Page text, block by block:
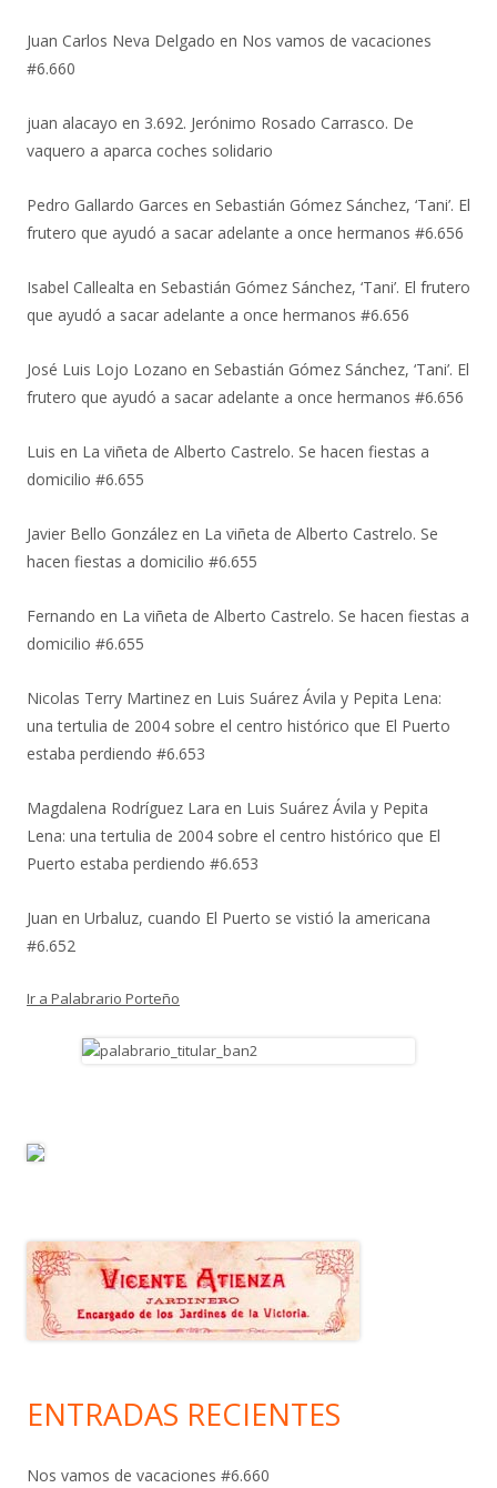
Juan Carlos Neva Delgado en Nos vamos de vacaciones
#6.660
juan alacayo en 3.692. Jerónimo Rosado Carrasco. De
vaquero a aparca coches solidario
Pedro Gallardo Garces en Sebastián Gómez Sánchez, ‘Tani’. El
frutero que ayudó a sacar adelante a once hermanos #6.656
Isabel Callealta en Sebastián Gómez Sánchez, ‘Tani’. El frutero
que ayudó a sacar adelante a once hermanos #6.656
José Luis Lojo Lozano en Sebastián Gómez Sánchez, ‘Tani’. El
frutero que ayudó a sacar adelante a once hermanos #6.656
Luis en La viñeta de Alberto Castrelo. Se hacen fiestas a
domicilio #6.655
Javier Bello González en La viñeta de Alberto Castrelo. Se
hacen fiestas a domicilio #6.655
Fernando en La viñeta de Alberto Castrelo. Se hacen fiestas a
domicilio #6.655
Nicolas Terry Martinez en Luis Suárez Ávila y Pepita Lena:
una tertulia de 2004 sobre el centro histórico que El Puerto
estaba perdiendo #6.653
Magdalena Rodríguez Lara en Luis Suárez Ávila y Pepita
Lena: una tertulia de 2004 sobre el centro histórico que El
Puerto estaba perdiendo #6.653
Juan en Urbaluz, cuando El Puerto se vistió la americana
#6.652
Ir a Palabrario Porteño
ENTRADAS RECIENTES
Nos vamos de vacaciones #6.660